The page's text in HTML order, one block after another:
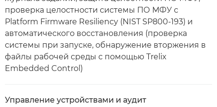
проверка целостности системы ПО МФУ с
Platform Firmware Resiliency (NIST SP800-193) и
автоматического восстановления (проверка
системы при запуске, обнаружение вторжения в
файлы рабочей среды с помощью Trelix
Embedded Control)
Управление устройствами и аудит